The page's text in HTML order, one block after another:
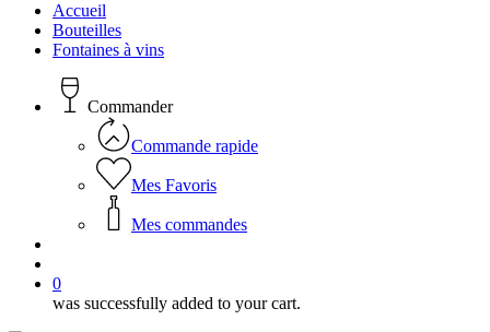
Accueil
Bouteilles
Fontaines à vins
Commander
Commande rapide
Mes Favoris
Mes commandes
0
was successfully added to your cart.